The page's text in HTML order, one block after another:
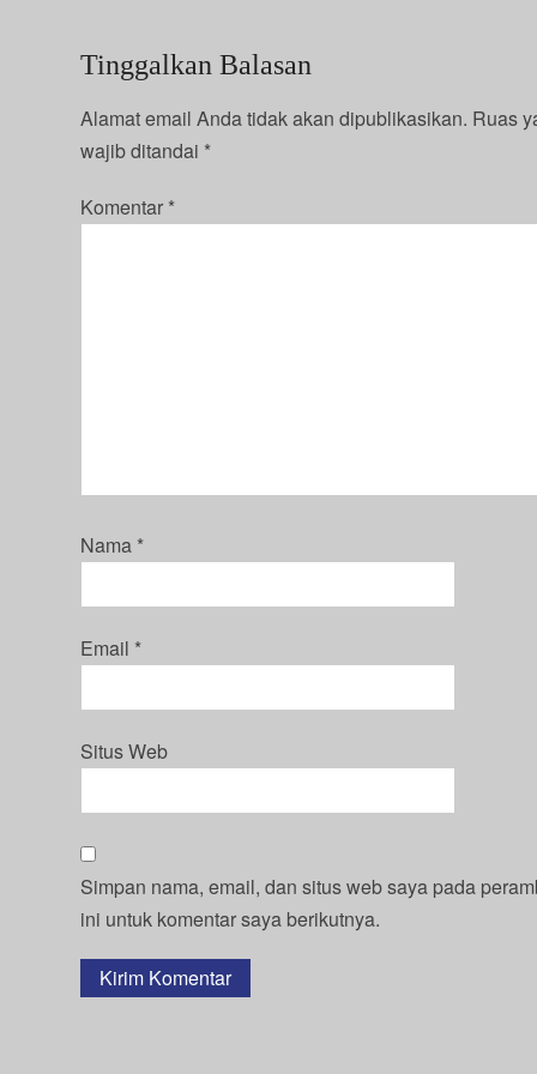
Tinggalkan Balasan
Alamat email Anda tidak akan dipublikasikan. Ruas
wajib ditandai *
Komentar *
Nama *
Email *
Situs Web
Simpan nama, email, dan situs web saya pada
ini untuk komentar saya berikutnya.